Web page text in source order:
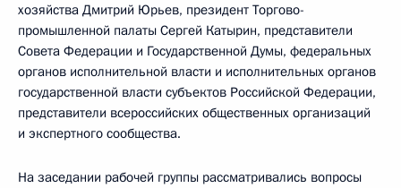
хозяйства Дмитрий Юрьев, президент Торгово-
промышленной палаты Сергей Катырин, представители
Совета Федерации и Государственной Думы, федеральных
органов исполнительной власти и исполнительных органов
государственной власти субъектов Российской Федерации,
представители всероссийских общественных организаций
и экспертного сообщества.
На заседании рабочей группы рассматривались вопросы